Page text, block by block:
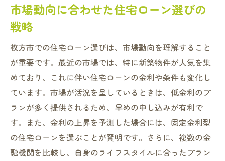
市場動向に合わせた住宅ローン選びの
戦略
枚方市での住宅ローン選びは、市場動向を理解すること
が重要です。最近の市場では、特に新築物件が人気を集
めており、これに伴い住宅ローンの金利や条件も変化し
ています。市場が活況を呈しているときは、低金利のプ
ランが多く提供されるため、早めの申し込みが有利で
す。また、金利の上昇を予測した場合には、固定金利型
の住宅ローンを選ぶことが賢明です。さらに、複数の金
融機関を比較し、自身のライフスタイルに合ったプラン